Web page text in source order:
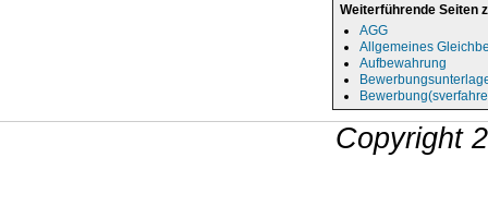
Weiterführende Seiten
AGG
Allgemeines
Aufbewahrung
Copyright